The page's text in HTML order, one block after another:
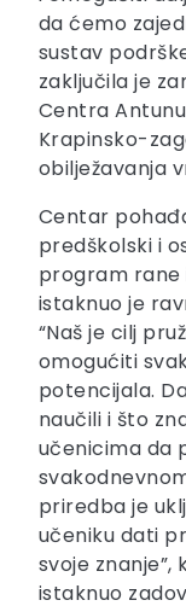
da ćemo
sustav
zaključila je
Centra
Krapinsko-
obilježavanja
Centar
predškolski i
program rane
istaknuo je
“Naš je cilj
omogućiti
potencijala.
naučili i što
učenicima da
priredba je
učeniku dati
svoje
istaknuo